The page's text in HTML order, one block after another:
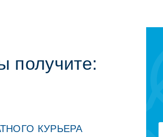
получите:
КУРЬЕРА